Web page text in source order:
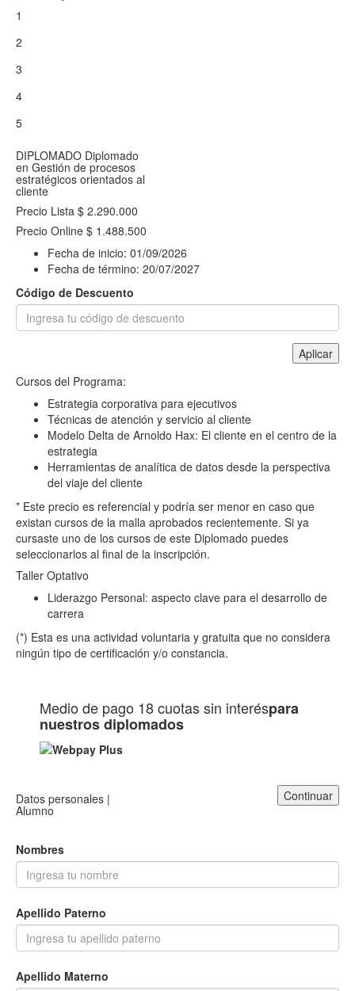
1
2
3
4
5
DIPLOMADO Diplomado
en Gestión de procesos
estratégicos orientados al
cliente
Precio Lista $ 2.290.000
Precio Online $ 1.488.500
Fecha de inicio: 01/09/2026
Fecha de término: 20/07/2027
Código de Descuento
Aplicar
Cursos del Programa:
Estrategia corporativa para ejecutivos
Técnicas de atención y servicio al cliente
Modelo Delta de Arnoldo Hax: El cliente en el centro de la
estrategia
Herramientas de analítica de datos desde la perspectiva
del viaje del cliente
* Este precio es referencial y podría ser menor en caso que
existan cursos de la malla aprobados recientemente. Si ya
cursaste uno de los cursos de este Diplomado puedes
seleccionarlos al final de la inscripción.
Taller Optativo
Liderazgo Personal: aspecto clave para el desarrollo de
carrera
(*) Esta es una actividad voluntaria y gratuita que no considera
ningún tipo de certificación y/o constancia.
Medio de pago 18 cuotas sin interéspara
nuestros diplomados
Continuar
Datos personales |
Alumno
Nombres
Apellido Paterno
Apellido Materno